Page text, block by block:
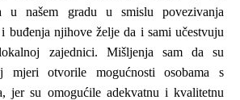
u našem gradu u smislu povezivanja
i buđenja njihove želje da i sami učestvuju
zajednici. Mišljenja sam da su
mjeri otvorile mogućnosti osobama s
jer su omogućile adekvatnu i kvalitetnu